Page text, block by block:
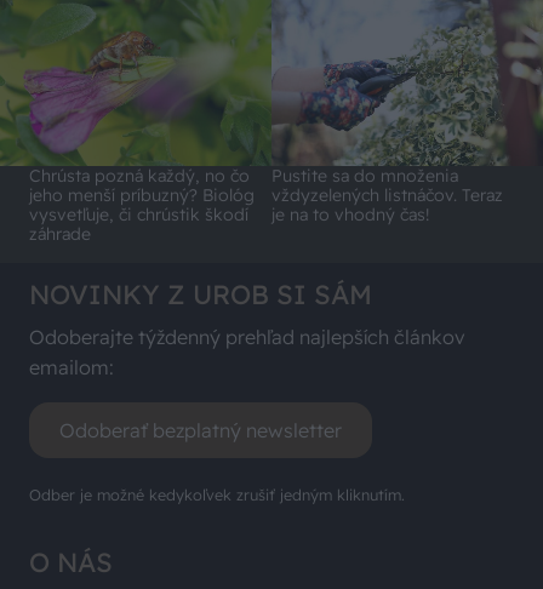
Chrústa pozná každý, no čo
jeho menší príbuzný? Biológ
vysvetľuje, či chrústik škodí
záhrade
Pustite sa do množenia
vždyzelených listnáčov. Teraz
je na to vhodný čas!
O NÁS
NOVINKY Z UROB SI SÁM
Odoberajte týždenný prehľad najlepších článkov
emailom:
Odoberať bezplatný newsletter
Odber je možné kedykoľvek zrušiť jedným kliknutím.